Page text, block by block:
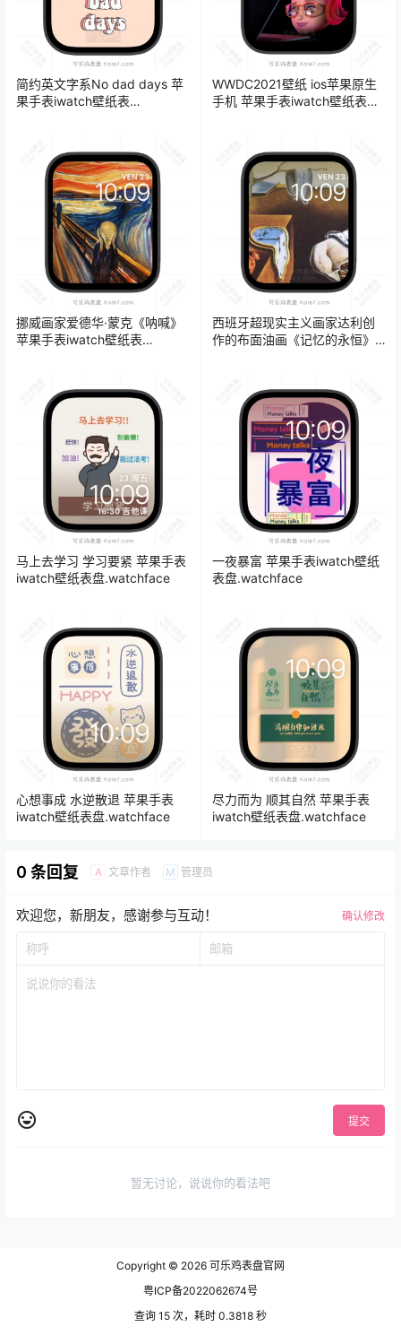
简约英文字系No dad days 苹
果手表iwatch壁纸表
WWDC2021壁纸 ios苹果原生
手机 苹果手表iwatch壁纸表
挪威画家爱德华·蒙克《呐喊》
苹果手表iwatch壁纸表
西班牙超现实主义画家达利创
作的布面油画《记忆的永恒》
马上去学习 学习要紧 苹果手表
iwatch壁纸表盘.watchface
一夜暴富 苹果手表iwatch壁纸
表盘.watchface
心想事成 水逆散退 苹果手表
iwatch壁纸表盘.watchface
尽力而为 顺其自然 苹果手表
iwatch壁纸表盘.watchface
0 条回复 A 文章作者 M 管理员
欢迎您，新朋友，感谢参与互动！ 确认修改
提交
暂无讨论，说说你的看法吧
Copyright © 2026 可乐鸡表盘官网
粤ICP备2022062674号
查询 15 次，耗时 0.3818 秒